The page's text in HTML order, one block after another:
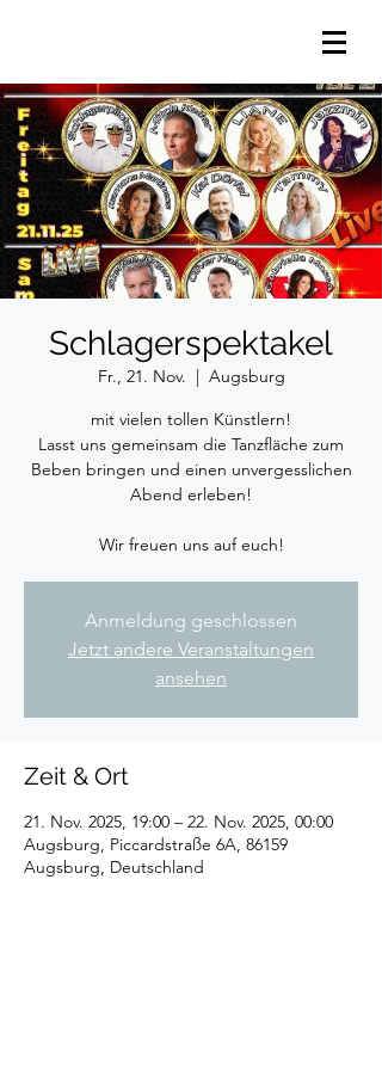
Schlagerspektakel
Fr., 21. Nov.
  |
Augsburg
mit vielen tollen Künstlern!
Lasst uns gemeinsam die Tanzfläche zum
Beben bringen und einen unvergesslichen
Abend erleben!
Wir freuen uns auf euch!
Anmeldung geschlossen
Jetzt andere Veranstaltungen
ansehen
Zeit & Ort
21. Nov. 2025, 19:00 – 22. Nov. 2025, 00:00
Augsburg, Piccardstraße 6A, 86159
Augsburg, Deutschland